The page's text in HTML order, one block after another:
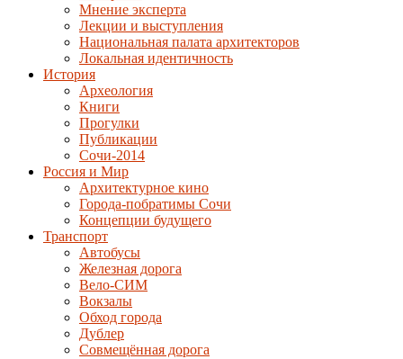
Мнение эксперта
Лекции и выступления
Национальная палата архитекторов
Локальная идентичность
История
Археология
Книги
Прогулки
Публикации
Сочи-2014
Россия и Мир
Архитектурное кино
Города-побратимы Сочи
Концепции будущего
Транспорт
Автобусы
Железная дорога
Вело-СИМ
Вокзалы
Обход города
Дублер
Совмещённая дорога